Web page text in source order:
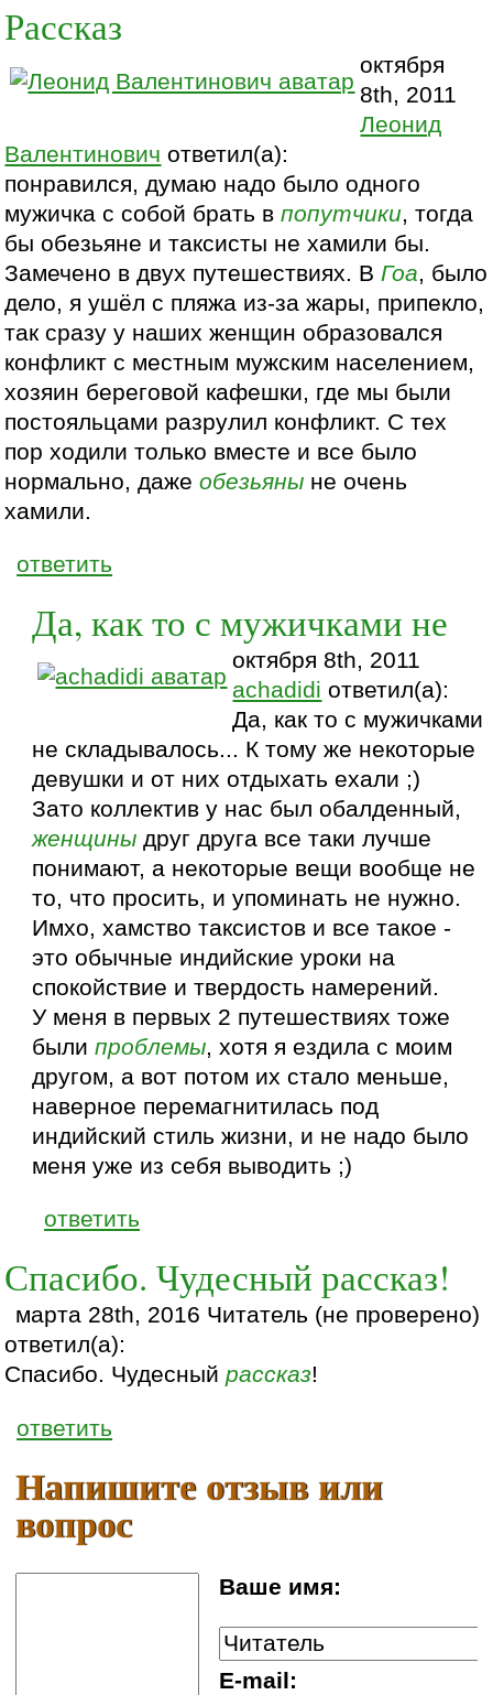
Рассказ
октября
8th, 2011
Леонид
Валентинович ответил(а):
понравился, думаю надо было одного
мужичка с собой брать впопутчики, тогда
бы обезьяне и таксисты не хамили бы.
Замечено в двух путешествиях. ВГоа, было
дело, я ушёл с пляжа из-за жары, припекло,
так сразу у наших женщин образовался
конфликт с местным мужским населением,
хозяин береговой кафешки, где мы были
постояльцами разрулил конфликт. С тех
пор ходили только вместе и все было
нормально, дажеобезьяны не очень
хамили.
ответить
Да, как то с мужичками не
октября 8th, 2011
achadidi ответил(а):
Да, как то с мужичками
не складывалось... К тому же некоторые
девушки и от них отдыхать ехали ;)
Зато коллектив у нас был обалденный,
женщины друг друга все таки лучше
понимают, а некоторые вещи вообще не
то, что просить, и упоминать не нужно.
Имхо, хамство таксистов и все такое -
это обычные индийские уроки на
спокойствие и твердость намерений.
У меня в первых 2 путешествиях тоже
былипроблемы, хотя я ездила с моим
другом, а вот потом их стало меньше,
наверное перемагнитилась под
индийский стиль жизни, и не надо было
меня уже из себя выводить ;)
ответить
Спасибо. Чудесный рассказ!
марта 28th, 2016 Читатель (не проверено)
ответил(а):
Спасибо. Чудесныйрассказ!
ответить
Напишите отзыв или
вопрос
Ваше имя:
E-mail: